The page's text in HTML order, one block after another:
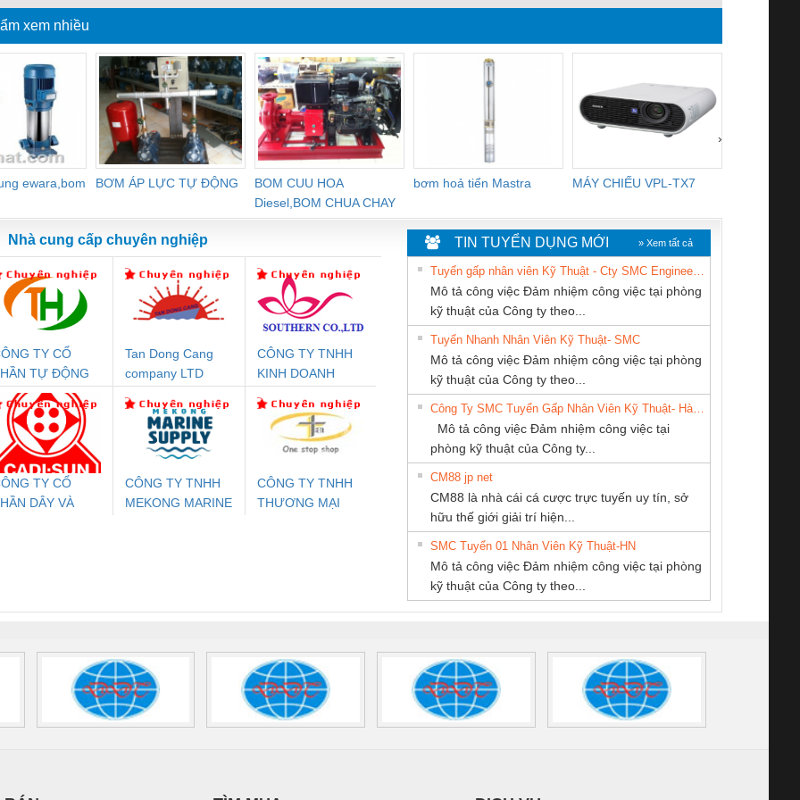
xem nhiều
ewara,bom
BƠM ÁP LỰC TỰ ĐỘNG
BOM CUU HOA
Diesel,BOM CHUA CHAY
bơm hoả tiển Mastra MÁY CHIẾU VPL-TX7
›
An Toàn
Contact
1NO-
24DC-SP -
Rơ Le An Toàn
Phoenix Contact
PSR-SCP-
24UC/ESL4/3X1/1X2/B
- 2981059
Điện AC
Mô-đun Ắc Quy UPS
Bộ Lặp Tín Hiệu
PROFIBUS Phoenix
Contact PSI-REP-
PROFIBUS/12MB -
2708863
Rơ Le An Toàn
Phoenix Contact
2986960 – PSR-
SCP-
24DC/FSP/2X1/1X2
Rơ Le An Toàn
Bộ giám sát chuỗi
tấm pin
TRANSCLINIC 16I+
1K5 H (2502520000)
Bộ giám sát chuỗi
tấm pin
TRANSCLINIC 16I+
1K5 L (2433950000)
Bộ giám sát dòng
TRANSCLINIC 16I+
(2008130000)
Bộ chỉnh lưu nguồn
điện TRANSCLINIC
BKE 1K5.4
(7791400879)2. Giá
Nẹp nhôm chống
trơn Đà Nẵng
Nhà cung cấp chuyên nghiệp
TY CỔ
TỰ ĐỘNG
TIẾN HƯNG
Tan Dong Cang
company LTD
CÔNG TY TNHH
KINH DOANH
PHƯƠNG NAM
TY CỔ
DÂY VÀ
CÔNG TY TNHH
MEKONG MARINE
CÔNG TY TNHH
THƯƠNG MẠI
CÔNG TY TNHH
THIẾT BỊ CÔNG
NGHIỆP NIHON
SETSUBI VIỆT
Công ty TNHH
Thương Mại SX
Ba Miền
Công Ty TNHH
Quốc Thịnh
CÔNG TY TNHH
KỸ THUẬT KTECH
VIỆT NAM
THƯƠNG MẠI
DỊCH VỤ KỸ
THUẬT ĐIỆN CƠ
GIA HƯNG PHÁT
ĐỘNG TIẾN
TIN TUYỂN DỤNG MỚI » Xem tất cả
Mô tả công việc Đảm nhiệm công việc tại phòng
kỹ thuật của Công ty theo...
Tuyển Nhanh Nhân Viên Kỹ Thuật- SMC
Mô tả công việc Đảm nhiệm công việc tại phòng
kỹ thuật của Công ty theo...
Mô tả công việc Đảm nhiệm công việc tại
phòng kỹ thuật của Công ty...
CM88 jp net
CM88 là nhà cái cá cược trực tuyến uy tín, sở
hữu thế giới giải trí hiện...
SMC Tuyển 01 Nhân Viên Kỹ Thuật-HN
Mô tả công việc Đảm nhiệm công việc tại phòng
kỹ thuật của Công ty theo...